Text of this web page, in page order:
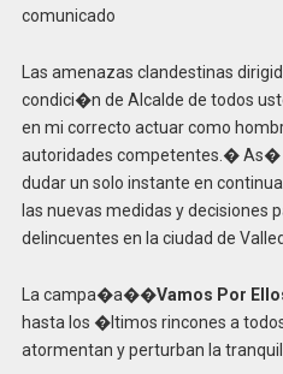
comunicado
Las amenazas clandestinas
condici�n de Alcalde de todos
en mi correcto actuar como
autoridades competentes.�
dudar un solo instante en
las nuevas medidas y decisiones
delincuentes en la ciudad de
La campa�a��Vamos Por
hasta los �ltimos rincones a
atormentan y perturban la